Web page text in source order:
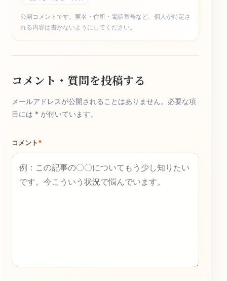
公開コメントです。実名・住所・電話番号など、個人が特定さ
れる内容は書かないようにしてください。
コメント・質問を投稿する
メールアドレスが公開されることはありません。必要な項
目には * が付いています。
コメント*